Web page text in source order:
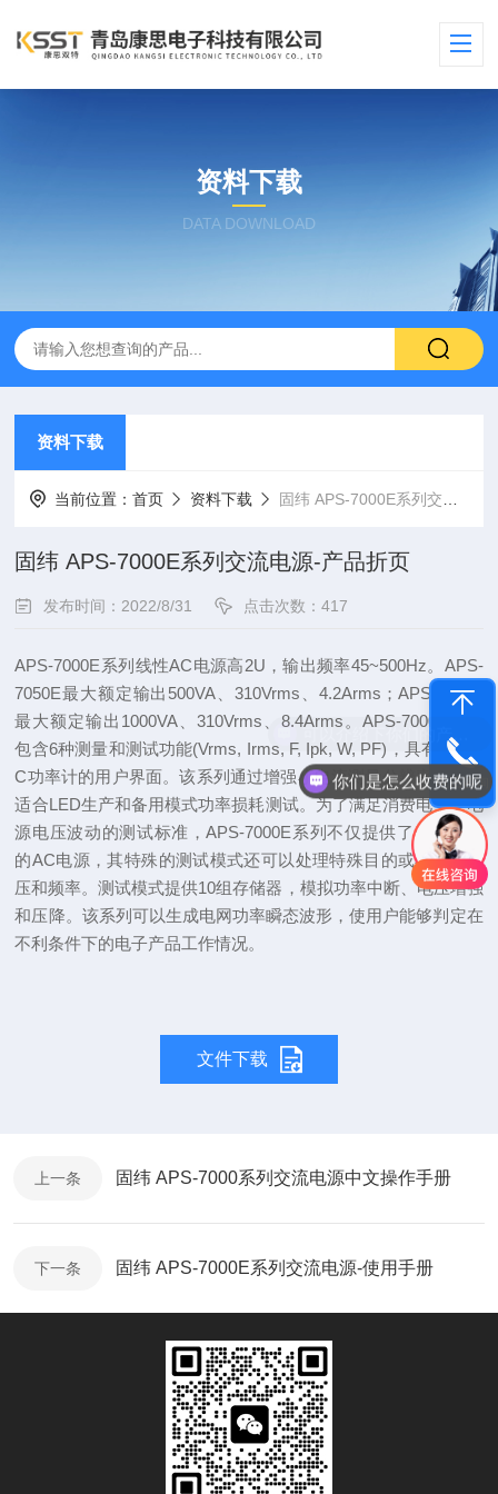
资料下载
DATA DOWNLOAD
资料下载
当前位置：首页 资料下载 固纬 APS-7000E系列交流电源-产品折页
固纬 APS-7000E系列交流电源-产品折页
发布时间：2022/8/31 点击次数：417
APS-7000E系列线性AC电源高2U，输出频率45~500Hz。APS-
7050E最大额定输出500VA、310Vrms、4.2Arms；APS-7100E
最大额定输出1000VA、310Vrms、8.4Arms。APS-7000E系列
包含6种测量和测试功能(Vrms, Irms, F, Ipk, W, PF)，具有类似A
C功率计的用户界面。该系列通过增强小电流测量分辨率，尤其
适合LED生产和备用模式功率损耗测试。为了满足消费电子中电
源电压波动的测试标准，APS-7000E系列不仅提供了一个稳定
的AC电源，其特殊的测试模式还可以处理特殊目的或异常的电
压和频率。测试模式提供10组存储器，模拟功率中断、电压增强
和压降。该系列可以生成电网功率瞬态波形，使用户能够判定在
不利条件下的电子产品工作情况。
文件下载
上一条 固纬 APS-7000系列交流电源中文操作手册
下一条 固纬 APS-7000E系列交流电源-使用手册
电话咨询
你们是怎么收费的呢